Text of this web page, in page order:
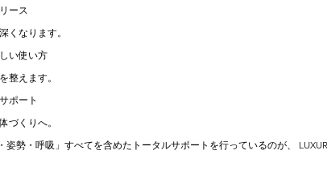
ース
くなります。
い使い方
整えます。
ポート
づくりへ。
勢・呼吸」すべてを含めたトータルサポートを行っているのが、